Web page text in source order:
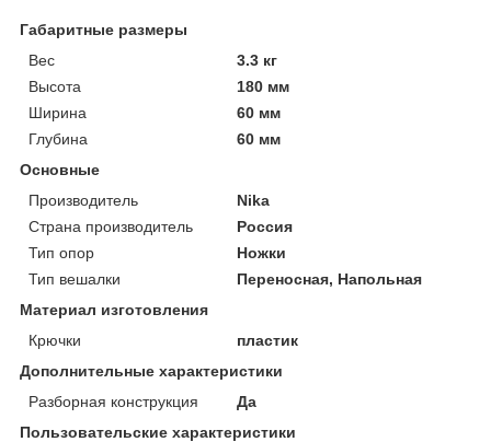
Габаритные размеры
Вес
3.3 кг
Высота
180 мм
Ширина
60 мм
Глубина
60 мм
Основные
Производитель
Nika
Страна производитель
Россия
Тип опор
Ножки
Тип вешалки
Переносная, Напольная
Материал изготовления
Крючки
пластик
Дополнительные характеристики
Разборная конструкция
Да
Пользовательские характеристики